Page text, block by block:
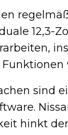
12,3-
sind
hinkt